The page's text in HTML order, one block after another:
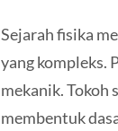
Sejarah fisika
yang kompleks.
mekanik. Tokoh
membentuk